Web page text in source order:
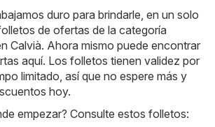
duro para brindarle, en un solo
de ofertas de la categoría
Calvià. Ahora mismo puede encontrar
aquí. Los folletos tienen validez por
limitado, así que no espere más y
hoy.
empezar? Consulte estos folletos: